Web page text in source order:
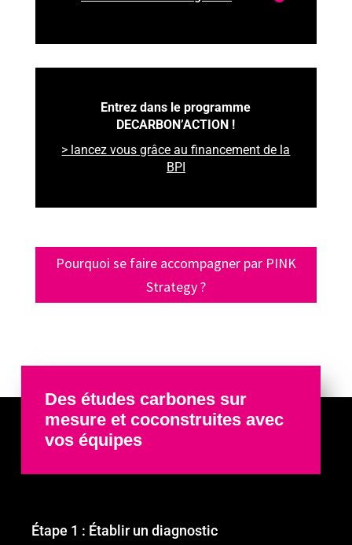
Entrez dans le programme
DECARBON’ACTION !
> lancez vous grâce au financement de la
BPI
Pourquoi se faire accompagner par PINK
Strategy ?
Des études carbones sur
mesure et coconstruites avec
vos équipes
Étape 1 : Établir un diagnostic